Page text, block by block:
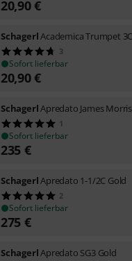
20,90€
SchagerlAcademica Trumpet 3C
3
Sofort lieferbar
20,90€
SchagerlApredato James
1
Sofort lieferbar
235 €
SchagerlApredato 1-1/2C Gold
2
Sofort lieferbar
275 €
SchagerlApredato SG3 Gold